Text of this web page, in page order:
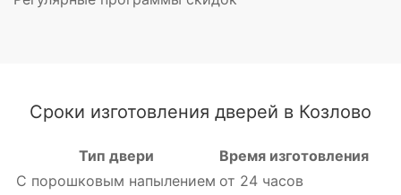
Сроки изготовления дверей в Козлово
Тип двери
Время изготовления
С порошковым напылением от 24 часов